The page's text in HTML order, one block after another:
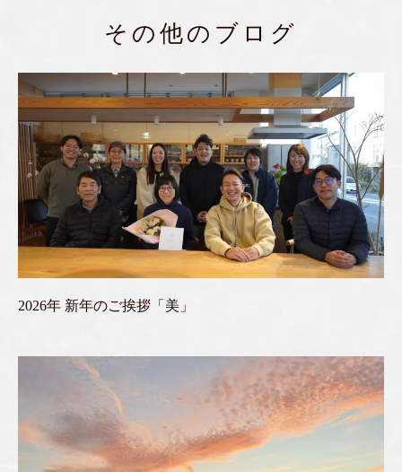
その他のブログ
2026年 新年のご挨拶「美」